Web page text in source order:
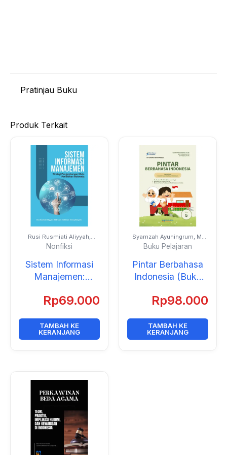
Pratinjau Buku
Produk Terkait
Rusi Rusmiati Aliyyah,
Widyasari, Ruhimat, dan
Eneng Mulyanti
Nonfiksi
Sistem Informasi
Manajemen:
Pengembangan
Indonesia
Rp69.000
TAMBAH KE
KERANJANG
Syamzah Ayuningrum, M.
Pd., Weti Yunaika, M. Pd.,
dan Evi Faujiah, M. Pd.
Buku Pelajaran
Pintar Berbahasa
Indonesia (Buku
Kelas 5 SD/MI)
Rp98.000
TAMBAH KE
KERANJANG